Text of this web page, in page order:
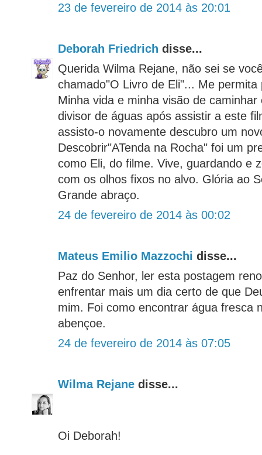
23 de fevereiro de 2014 às 20:01
Deborah Friedrich disse...
Querida Wilma Rejane, não sei se
chamado"O Livro de Eli"... Me
Minha vida e minha visão de
divisor de águas após assistir a este
assisto-o novamente descubro um
Descobrir"ATenda na Rocha" foi um
como Eli, do filme. Vive, guardando e
com os olhos fixos no alvo. Glória ao
Grande abraço.
24 de fevereiro de 2014 às 00:02
Mateus Emilio Mazzochi disse...
Paz do Senhor, ler esta postagem
enfrentar mais um dia certo de que
mim. Foi como encontrar água fresca
abençoe.
24 de fevereiro de 2014 às 07:05
Wilma Rejane disse...
Oi Deborah!